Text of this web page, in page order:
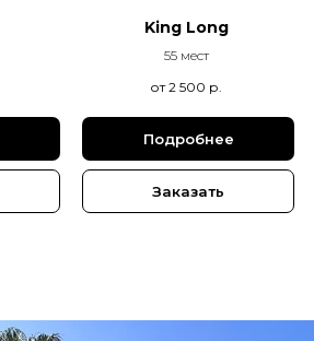
King Long
55 мест
от 2 500 р.
Подробнее
Заказать